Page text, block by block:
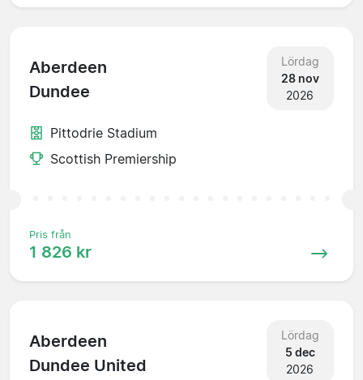
Aberdeen
Dundee
Lördag
28 nov
2026
Pittodrie Stadium
Scottish Premiership
Pris från
1 826 kr
Aberdeen
Dundee United
Lördag
5 dec
2026